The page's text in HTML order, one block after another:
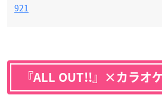
921
『ALL OUT!!』×カラオ